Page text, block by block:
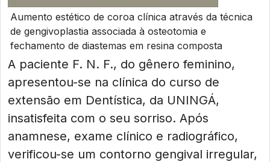
Aumento estético de coroa clínica através da técnica
de gengivoplastia associada à osteotomia e
fechamento de diastemas em resina composta
A paciente F. N. F., do gênero feminino,
apresentou-se na clínica do curso de
extensão em Dentística, da UNINGÁ,
insatisfeita com o seu sorriso. Após
anamnese, exame clínico e radiográfico,
verificou-se um contorno gengival irregular,